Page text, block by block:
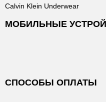
Calvin Klein Underwear
МОБИЛЬНЫЕ
СПОСОБЫ ОПЛАТЫ